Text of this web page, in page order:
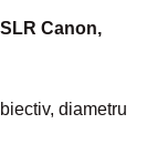
Canon,
diametru